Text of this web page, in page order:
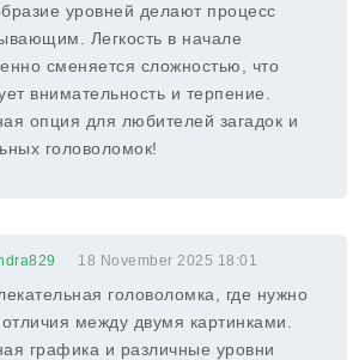
уровней делают процесс
Легкость в начале
сменяется сложностью, что
внимательность и терпение.
опция для любителей загадок и
головоломок!
18 November 2025 18:01
головоломка, где нужно
отличия между двумя картинками.
графика и различные уровни